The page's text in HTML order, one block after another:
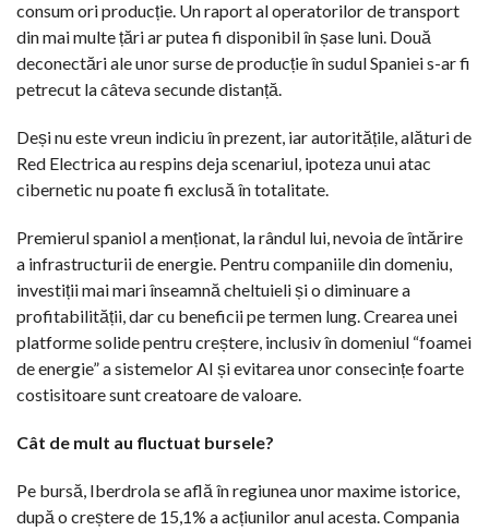
consum ori producție. Un raport al operatorilor de transport
din mai multe țări ar putea fi disponibil în șase luni. Două
deconectări ale unor surse de producție în sudul Spaniei s-ar fi
petrecut la câteva secunde distanță.
Deși nu este vreun indiciu în prezent, iar autoritățile, alături de
Red Electrica au respins deja scenariul, ipoteza unui atac
cibernetic nu poate fi exclusă în totalitate.
Premierul spaniol a menționat, la rândul lui, nevoia de întărire
a infrastructurii de energie. Pentru companiile din domeniu,
investiții mai mari înseamnă cheltuieli și o diminuare a
profitabilității, dar cu beneficii pe termen lung. Crearea unei
platforme solide pentru creștere, inclusiv în domeniul “foamei
de energie” a sistemelor AI și evitarea unor consecințe foarte
costisitoare sunt creatoare de valoare.
Cât de mult au fluctuat bursele?
Pe bursă, Iberdrola se află în regiunea unor maxime istorice,
după o creștere de 15,1% a acțiunilor anul acesta. Compania